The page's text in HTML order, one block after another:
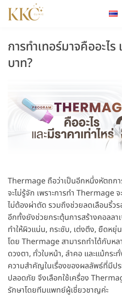
Skip
การทำเทอร์มาจคืออะไ
บาท?
Thermage ถือว่าเป็นอีกหนึ่งหัตถก
จะไม่รู้จัก เพราะการทำ Thermage
ไม่ต้องผ่าตัด รวมถึงช่วยลดเลือนริ้ว
อีกทั้งยังช่วยกระตุ้นการสร้างคอลล
ทำให้ผิวแน่น, กระชับ, เต่งตึง, ยืดหยุ่
โดย Thermage สามารถทำได้กับห
ดวงตา, ทั่วใบหน้า, ลำคอ และแม้กระ
ความสำคัญในเรื่องของผลลัพธ์ที่มีป
ปลอดภัย จึงเลือกใช้เครื่อง
รักษาโดยทีมแพทย์ผู้เชี่ยวชาญค่ะ